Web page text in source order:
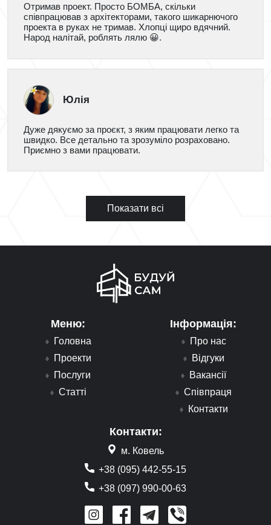
Отримав проект. Просто БОМБА, скільки
співпрацював з архітекторами, такого шикарнючого
проекта в руках не тримав. Хлопці щиро вдячний.
Народ налітай, роблять лялю 😀.
Юлія
Дуже дякуємо за проєкт, з яким працювати легко та
швидко. Все детально та зрозуміло розраховано.
Приємно з вами працювати.
Показати всі
Меню:
Головна
Проекти
Послуги
Статті
Інформація:
Про нас
Відгуки
Вакансії
Співпраця
Контакти
Контакти:
м. Ковель
+38 (095) 442-55-15
+38 (097) 990-00-63